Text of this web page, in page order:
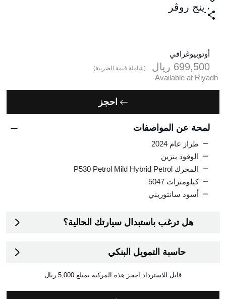
رينج روڤر
أوتوبيوغرافي
699,500 ريال‎ (شاملة قيمة الضريبة)
Available at Riyadh
احجز
لمحة عن المواصفات
طراز عام 2024
الوقود بنزين
المحرك P530 Petrol Mild Hybrid Petrol
كيلومترات 5047
أسود سانتوريني
هل ترغب باستبدال سيارتك الحالية؟
حاسبة التمويل البنكي
احجز هذه المركبة بمبلغ 5,000 قابل للاسترداد